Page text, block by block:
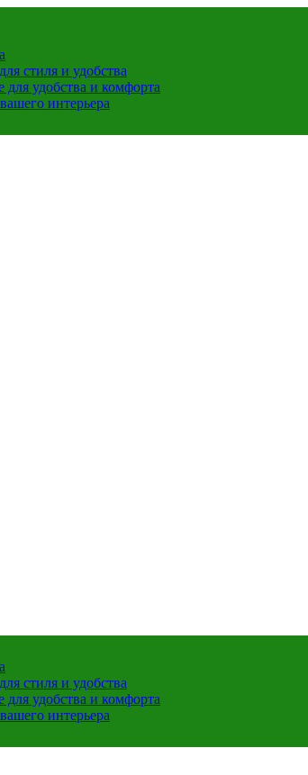
стиля и удобства
для удобства и комфорта
интерьера
стиля и удобства
для удобства и комфорта
интерьера